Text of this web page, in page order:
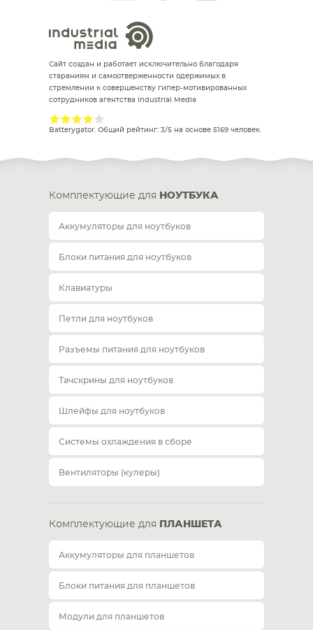
Сайт создан и работает исключительно благодаря
стараниям и самоотверженности одержимых в
стремлении к совершенству гипер-мотивированных
сотрудников агентства Industrial Media
Batterygator. Общий рейтинг: 3/5 на основе 5169 человек.
Комплектующие для НОУТБУКА
Аккумуляторы для ноутбуков
Блоки питания для ноутбуков
Клавиатуры
Петли для ноутбуков
Разъемы питания для ноутбуков
Тачскрины для ноутбуков
Шлейфы для ноутбуков
Системы охлаждения в сборе
Вентиляторы (кулеры)
Комплектующие для ПЛАНШЕТА
Аккумуляторы для планшетов
Блоки питания для планшетов
Модули для планшетов